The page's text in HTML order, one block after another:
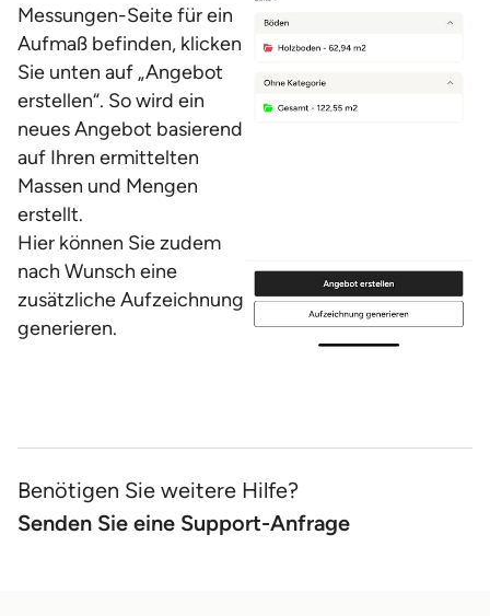
Messungen-Seite für ein
Aufmaß befinden, klicken
Sie unten auf „Angebot
erstellen“. So wird ein
neues Angebot basierend
auf Ihren ermittelten
Massen und Mengen
erstellt.
Hier können Sie zudem
nach Wunsch eine
zusätzliche Aufzeichnung
generieren.
Benötigen Sie weitere Hilfe?
Senden Sie eine Support-Anfrage